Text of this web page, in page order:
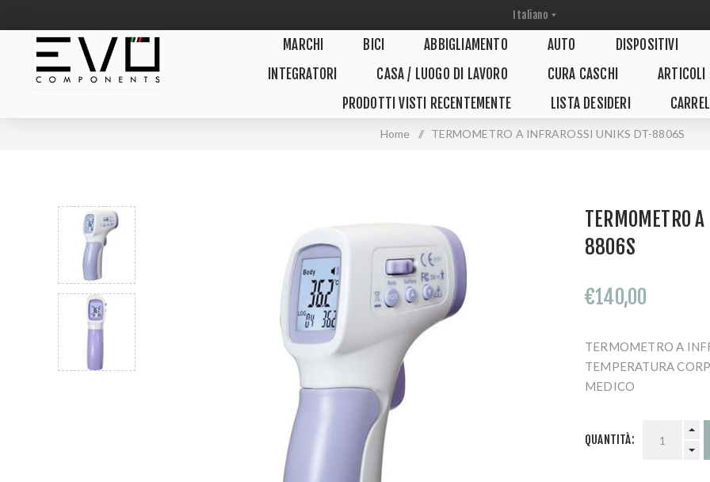
MARCHI BICI ABBIGLIAMENTO AUTO DISPOSITIVI
INTEGRATORI
CASA / LUOGO DI LAVORO CURA CASCHI
ARTICOLI
PRODOTTI VISTI RECENTEMENTE
LISTA DESIDERI
Home / TERMOMETRO A INFRAROSSI UNIKS DT-8806S
TERMOMETRO
8806S
€140,00
TERMOMETRO A
TEMPERATURA
MEDICO
QUANTITÀ: